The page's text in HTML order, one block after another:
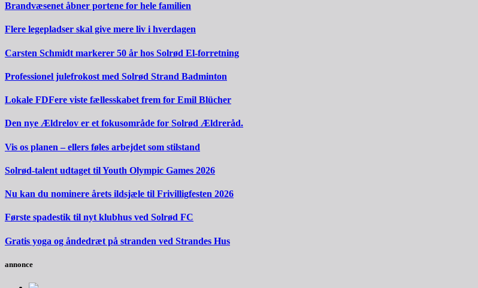
Brandvæsenet åbner portene for hele familien
Flere legepladser skal give mere liv i hverdagen
Carsten Schmidt markerer 50 år hos Solrød El-forretning
Professionel julefrokost med Solrød Strand Badminton
Lokale FDFere viste fællesskabet frem for Emil Blücher
Den nye Ældrelov er et fokusområde for Solrød Ældreråd.
Vis os planen – ellers føles arbejdet som stilstand
Solrød-talent udtaget til Youth Olympic Games 2026
Nu kan du nominere årets ildsjæle til Frivilligfesten 2026
Første spadestik til nyt klubhus ved Solrød FC
Gratis yoga og åndedræt på stranden ved Strandes Hus
annonce